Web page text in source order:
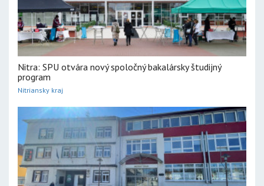
Nitra: SPU otvára nový spoločný bakalársky študijný
program
Nitriansky kraj